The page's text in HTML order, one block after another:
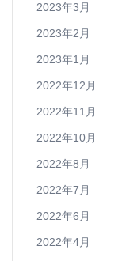
2023年3月
2023年2月
2023年1月
2022年12月
2022年11月
2022年10月
2022年8月
2022年7月
2022年6月
2022年4月